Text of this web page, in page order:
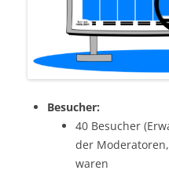
Besucher:
40 Besucher
der
waren